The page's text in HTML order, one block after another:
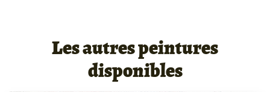
Les autres peintures
disponibles